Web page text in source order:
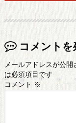
コメントを
メールアドレスが公開
は必須項目です
コメント ※